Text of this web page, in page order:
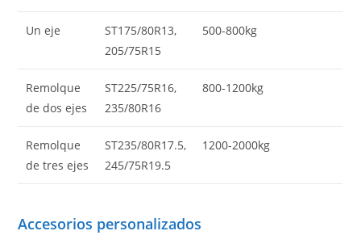
Un eje
ST175/80R13,
205/75R15
500-800kg
Remolque
de dos ejes
ST225/75R16,
235/80R16
800-1200kg
Remolque
de tres ejes
ST235/80R17.5,
245/75R19.5
1200-2000kg
Accesorios personalizados